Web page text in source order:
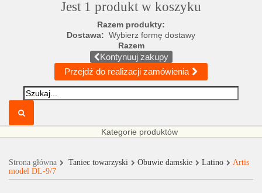
Jest 1 produkt w koszyku
Razem produkty:
Dostawa: Wybierz formę dostawy
Razem
Kontynuuj zakupy
Przejdź do realizacji zamówienia
Kategorie produktów
Strona główna Taniec towarzyski Obuwie damskie Latino
Artis
model DL-9/7